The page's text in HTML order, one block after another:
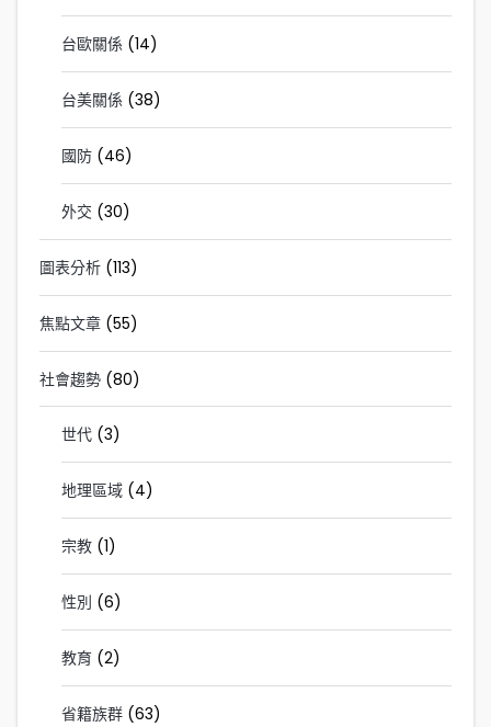
台歐關係 (14)
台美關係 (38)
國防 (46)
外交 (30)
圖表分析 (113)
焦點文章 (55)
社會趨勢 (80)
世代 (3)
地理區域 (4)
宗教 (1)
性別 (6)
教育 (2)
省籍族群 (63)